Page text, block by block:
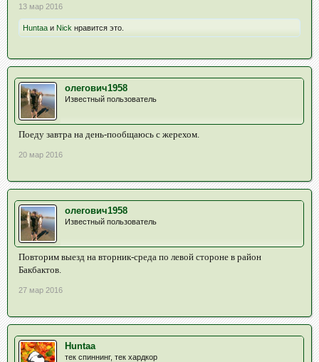
13 мар 2016
Huntaa и Nick нравится это.
олегович1958
Известный пользователь
Поеду завтра на день-пообщаюсь с жерехом.
20 мар 2016
олегович1958
Известный пользователь
Повторим выезд на вторник-среда по левой стороне в район
Бакбактов.
27 мар 2016
Huntaa
тек спиннинг, тек хардкор